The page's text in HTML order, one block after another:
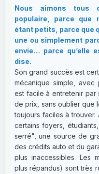
Nous aimons tous
populaire, parce que
étant petits, parce que
une ou simplement
envie… parce qu’elle
dise.
Son grand succès est
mécanique simple,
est facile à entretenir par
de prix, sans oublier que
toujours faciles à trouver.
certains foyers,
serré", une source de
des crédits auto et du
plus inaccessibles. Les
plus répandus) sont très